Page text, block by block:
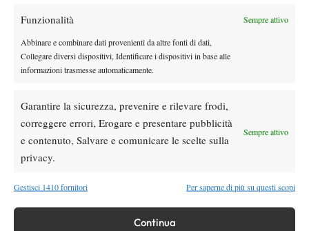
Funzionalità Sempre attivo
Abbinare e combinare dati provenienti da altre fonti di dati,
Collegare diversi dispositivi, Identificare i dispositivi in base alle
informazioni trasmesse automaticamente.
Garantire la sicurezza, prevenire e rilevare frodi,
correggere errori, Erogare e presentare pubblicità
e contenuto, Salvare e comunicare le scelte sulla
privacy.
Sempre attivo
Gestisci 1410 fornitori Per saperne di più su questi scopi
Continua
Napolitano/Ocleppo (M) 6-2 6-4, Bonin/Travaglia (M) b.
Coppini/Sinicropi (C) 7-5 6-1.
TAGGED:Serie A1 Serie A1 maschile Tennis Club Crema
Nessun commento
per inviare un commento.